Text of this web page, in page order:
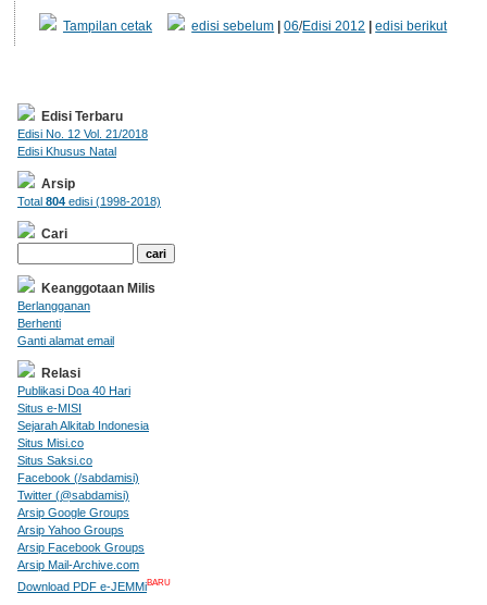
Tampilan cetak edisi sebelum |06/Edisi 2012 |edisi berikut
Edisi Terbaru
Edisi No. 12 Vol. 21/2018
Edisi Khusus Natal
Arsip
Total 804edisi (1998-2018)
Cari
Keanggotaan Milis
Berlangganan
Berhenti
Ganti alamat email
Relasi
Publikasi Doa 40 Hari
Situs e-MISI
Sejarah Alkitab Indonesia
Situs Misi.co
Situs Saksi.co
Facebook (/sabdamisi)
Twitter (@sabdamisi)
Arsip Google Groups
Arsip Yahoo Groups
Arsip Facebook Groups
Arsip Mail-Archive.com
Download PDF e-JEMMiBARU